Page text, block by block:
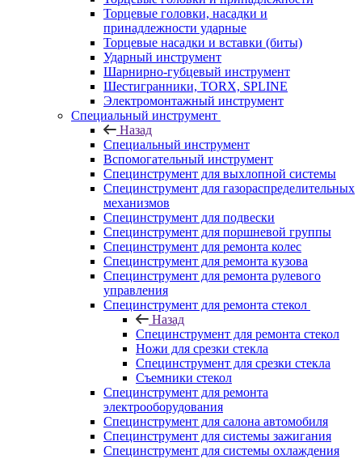
Торцевые головки, насадки и
принадлежности ударные
Торцевые насадки и вставки (биты)
Ударный инструмент
Шарнирно-губцевый инструмент
Шестигранники, TORX, SPLINE
Электромонтажный инструмент
Специальный инструмент
Назад
Специальный инструмент
Вспомогательный инструмент
Специнструмент для выхлопной системы
Специнструмент для газораспределительных
механизмов
Специнструмент для подвески
Специнструмент для поршневой группы
Специнструмент для ремонта колес
Специнструмент для ремонта кузова
Специнструмент для ремонта рулевого
управления
Специнструмент для ремонта стекол
Назад
Специнструмент для ремонта стекол
Ножи для срезки стекла
Специнструмент для срезки стекла
Съемники стекол
Специнструмент для ремонта
электрооборудования
Специнструмент для салона автомобиля
Специнструмент для системы зажигания
Специнструмент для системы охлаждения